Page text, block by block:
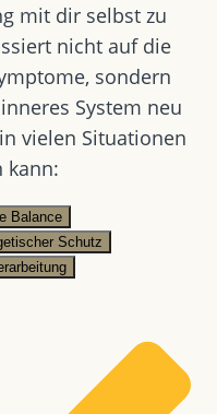
mit dir selbst zu
nicht auf die
sondern
System neu
vielen Situationen
kann:
Balance
Schutz